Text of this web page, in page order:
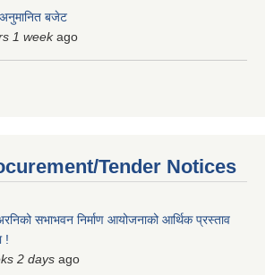
बजेट
1 weekago
Tender Notices
सभाभवन निर्माण आयोजनाको आर्थिक प्रस्ताव
!
2 days ago